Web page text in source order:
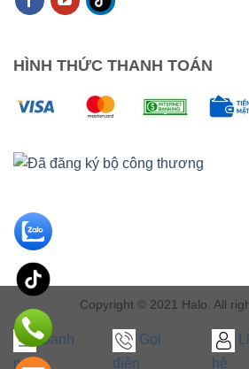
HÌNH THỨC THANH TOÁN
Copyright © 2021 Halo. All
Danh
mục
Gọi
điện
hệ